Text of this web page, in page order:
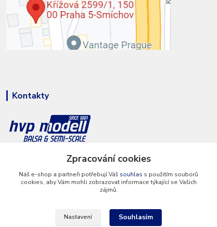
Kontakty
+420 777 286 674
info@hvp-modell.cz
Zpracování cookies
Náš e-shop a partneři potřebují Váš souhlas s použitím souborů
cookies, aby Vám mohli zobrazovat informace týkající se Vašich
zájmů.
Nastavení Souhlasím